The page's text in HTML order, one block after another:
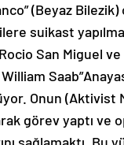
(Beyaz
suikast
San Miguel ve
Onun (Aktivist
görev yaptı